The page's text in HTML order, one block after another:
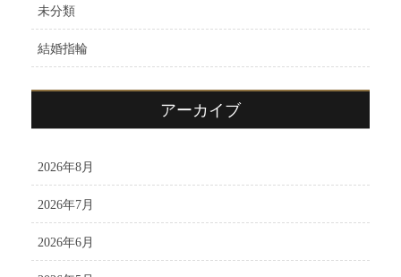
未分類
結婚指輪
アーカイブ
2026年8月
2026年7月
2026年6月